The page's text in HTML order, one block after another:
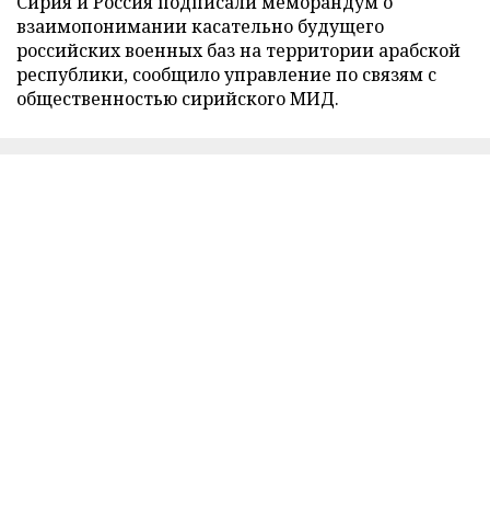
взаимопонимании касательно будущего
российских военных баз на территории арабской
республики, сообщило управление по связям с
общественностью сирийского МИД.